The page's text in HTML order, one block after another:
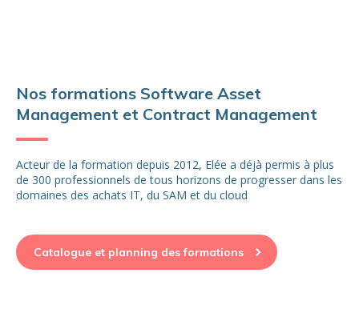
Nos formations Software Asset
Management et Contract Management
Acteur de la formation depuis 2012, Elée a déjà permis à plus
de 300 professionnels de tous horizons de progresser dans les
domaines des achats IT, du SAM et du cloud
Catalogue et planning des formations